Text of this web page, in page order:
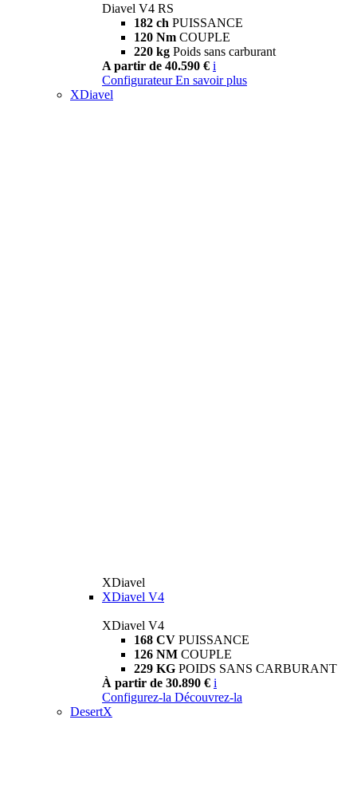
Diavel V4 RS
182 ch PUISSANCE
120 Nm COUPLE
220 kg Poids sans carburant
A partir de 40.590 € i
Configurateur En savoir plus
XDiavel
XDiavel
XDiavel V4
XDiavel V4
168 CV PUISSANCE
126 NM COUPLE
229 KG POIDS SANS CARBURANT
À partir de 30.890 € i
Configurez-la Découvrez-la
DesertX